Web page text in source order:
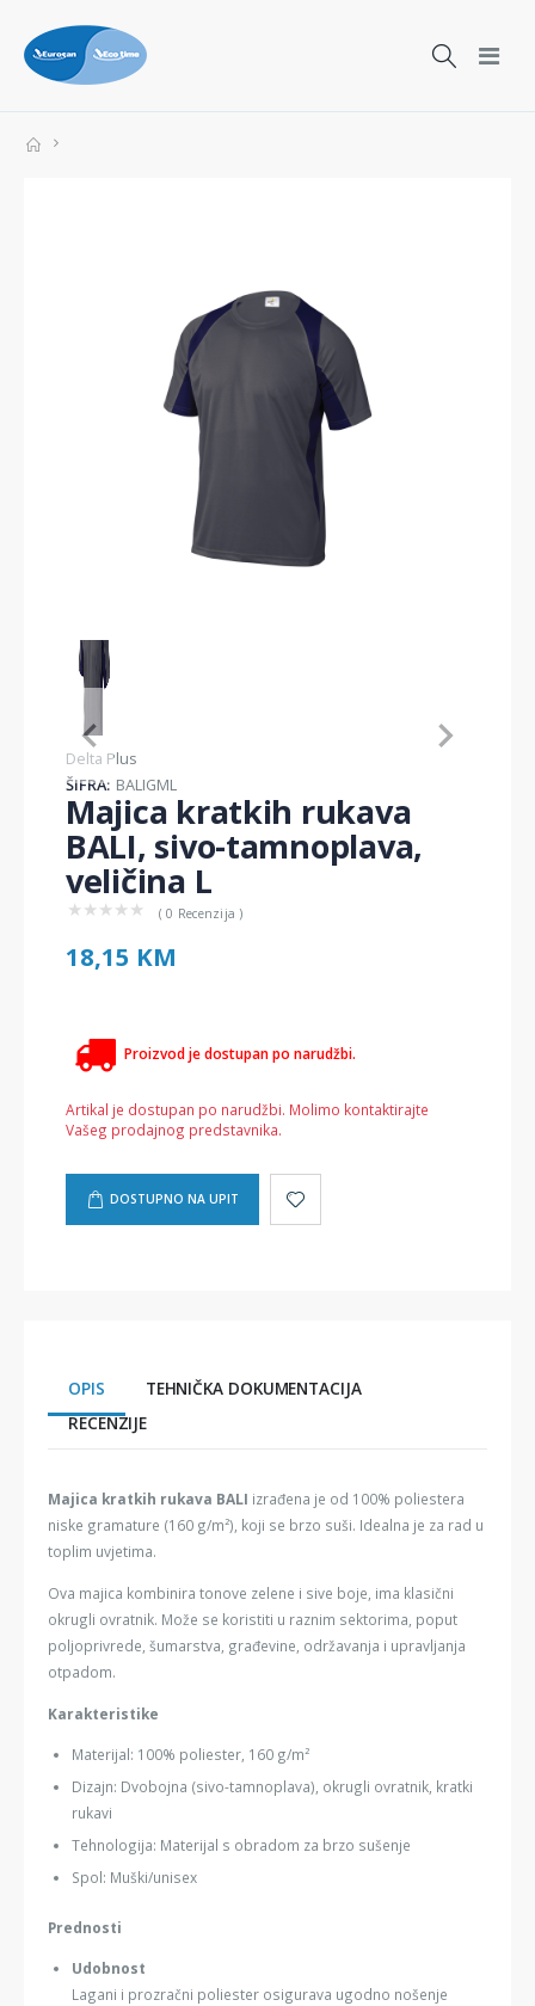
Item
1
of
1
Delta Plus
ŠIFRA: BALIGML
Majica kratkih rukava
BALI, sivo-tamnoplava,
veličina L
★ ★ ★ ★ ★ ( 0 Recenzija )
18,15 KM
Proizvod je dostupan po narudžbi.
Artikal je dostupan po narudžbi. Molimo kontaktirajte
Vašeg prodajnog predstavnika.
DOSTUPNO NA UPIT
OPIS
TEHNIČKA DOKUMENTACIJA
RECENZIJE
Majica kratkih rukava BALI izrađena je od 100% poliestera
niske gramature (160 g/m²), koji se brzo suši. Idealna je za rad u
toplim uvjetima.
Ova majica kombinira tonove zelene i sive boje, ima klasični
okrugli ovratnik. Može se koristiti u raznim sektorima, poput
poljoprivrede, šumarstva, građevine, održavanja i upravljanja
otpadom.
Karakteristike
Materijal: 100% poliester, 160 g/m²
Dizajn: Dvobojna (sivo-tamnoplava), okrugli ovratnik, kratki
rukavi
Tehnologija: Materijal s obradom za brzo sušenje
Spol: Muški/unisex
Prednosti
Udobnost
Lagani i prozračni poliester osigurava ugodno nošenje